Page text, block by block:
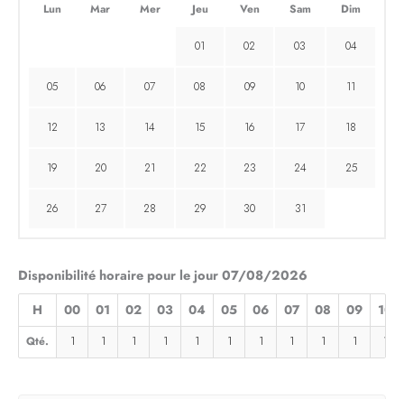
Lun Mar Mer Jeu Ven Sam Dim
01 02 03 04
05 06 07 08 09 10 11
12 13 14 15 16 17 18
19 20 21 22 23 24 25
26 27 28 29 30 31
Disponibilité horaire pour le jour 07/08/2026
H 00 01 02 03 04 05 06 07 08 09 10
Qté. 1 1 1 1 1 1 1 1 1 1 1